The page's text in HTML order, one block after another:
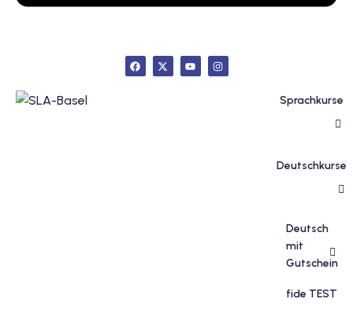
Sprachkurse
Deutschkurse
Deutsch
mit
Gutschein
fide TEST
Französisch